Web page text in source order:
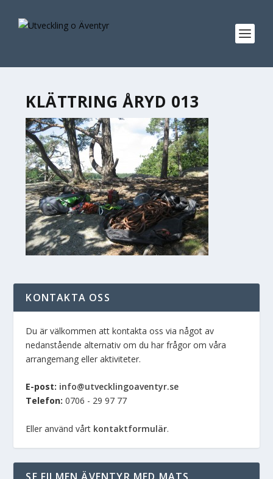
KLÄTTRING ÅRYD 013
KONTAKTA OSS
Du är välkommen att kontakta oss via något av
nedanstående alternativ om du har frågor om våra
arrangemang eller aktiviteter.
E-post: info@utvecklingoaventyr.se
Telefon: 0706 - 29 97 77
Eller använd vårt kontaktformulär.